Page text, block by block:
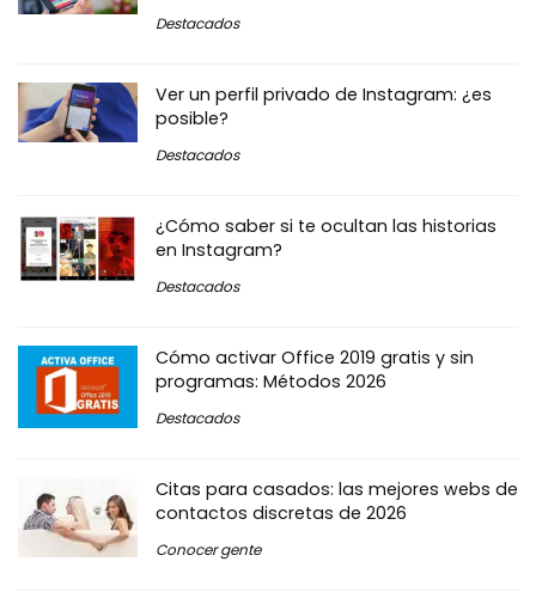
Destacados
Ver un perfil privado de Instagram: ¿es
posible?
Destacados
¿Cómo saber si te ocultan las historias
en Instagram?
Destacados
Cómo activar Office 2019 gratis y sin
programas: Métodos 2026
Destacados
Citas para casados: las mejores webs de
contactos discretas de 2026
Conocer gente